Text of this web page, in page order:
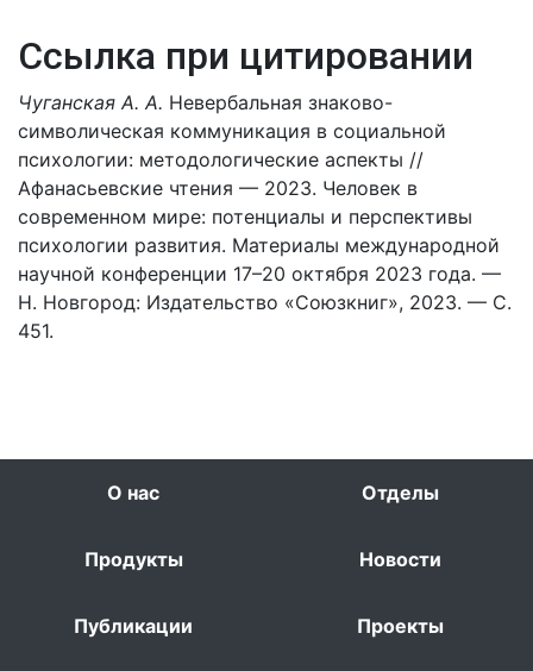
Ссылка при цитировании
Чуганская А. А. Невербальная знаково-
символическая коммуникация в социальной
психологии: методологические аспекты //
Афанасьевские чтения — 2023. Человек в
современном мире: потенциалы и перспективы
психологии развития. Материалы международной
научной конференции 17–20 октября 2023 года. —
Н. Новгород: Издательство «Союзкниг», 2023. — С.
451.
О нас Отделы
Продукты Новости
Публикации Проекты